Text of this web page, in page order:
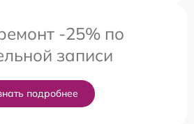
-25% по
записи
подробнее